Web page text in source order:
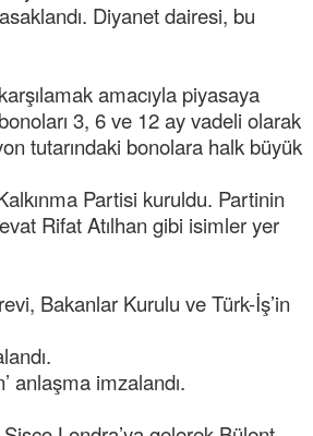
Diyanet dairesi, bu
amacıyla piyasaya
3, 6 ve 12 ay vadeli olarak
tutarındaki bonolara halk büyük
Partisi kuruldu. Partinin
Rifat Atılhan gibi isimler yer
Bakanlar Kurulu ve Türk-İş’in
anlaşma imzalandı.
Semih ÇOLAK
SEÇMEN NE DEDİ?
Op. Dr. Erol GÜNEN
Kemiklerinizi Sessizce Çürüten 6
“Aman doktor, yaman doktor.
Merve KIRAN
KİLO KONTROLÜNDE KİLİT